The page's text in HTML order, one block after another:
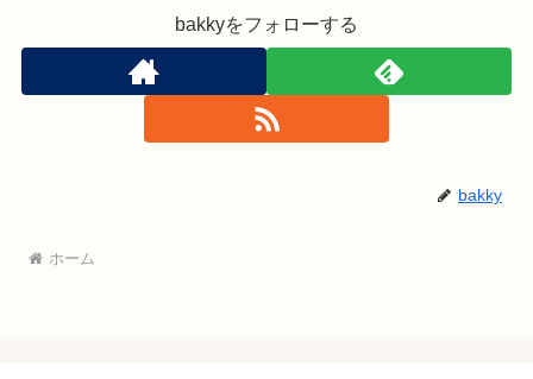
bakkyをフォローする
bakky
ホーム